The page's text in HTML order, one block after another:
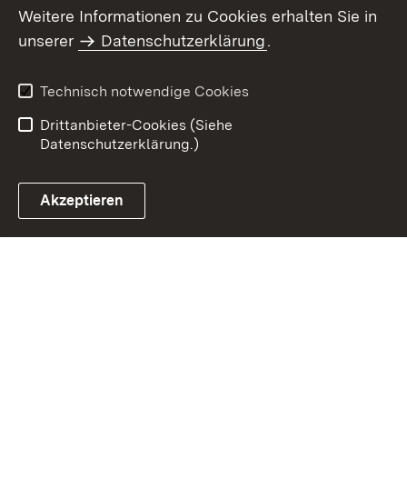
Benutzungshinweise
Erklärung zur
Weitere Informationen zu Cookies erhalten Sie in
unserer
Datenschutzerklärung.
Technisch notwendige Cookies
Drittanbieter-Cookies (Siehe
Datenschutzerklärung.)
Akzeptieren